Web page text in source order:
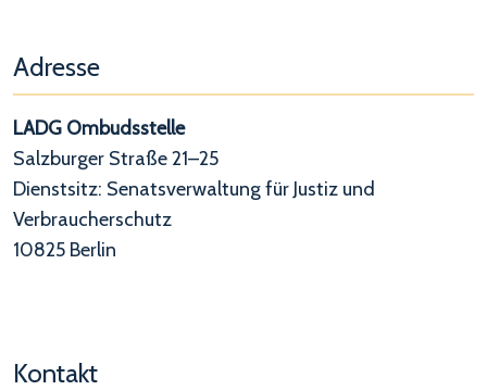
Adresse
LADG Ombudsstelle
Salzburger Straße 21–25
Dienstsitz: Senatsverwaltung für Justiz und
Verbraucherschutz
10825 Berlin
Kontakt